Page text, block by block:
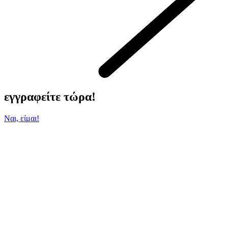
εγγραφείτε τώρα!
Ναι, είμαι!